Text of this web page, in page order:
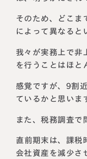
私たちについて
税理士紹介
相続について学ぶ
相続コラム
円満相続ちゃんねる
そのため、どこま
によって異なると
我々が実務上で非
を行うことはほと
感覚ですが、9割
ているかと思いま
また、税務調査で
直前期末は、課税
会社資産を減少さ